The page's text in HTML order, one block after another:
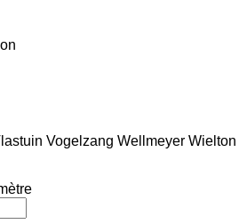
Vogelzang Wellmeyer Wielton